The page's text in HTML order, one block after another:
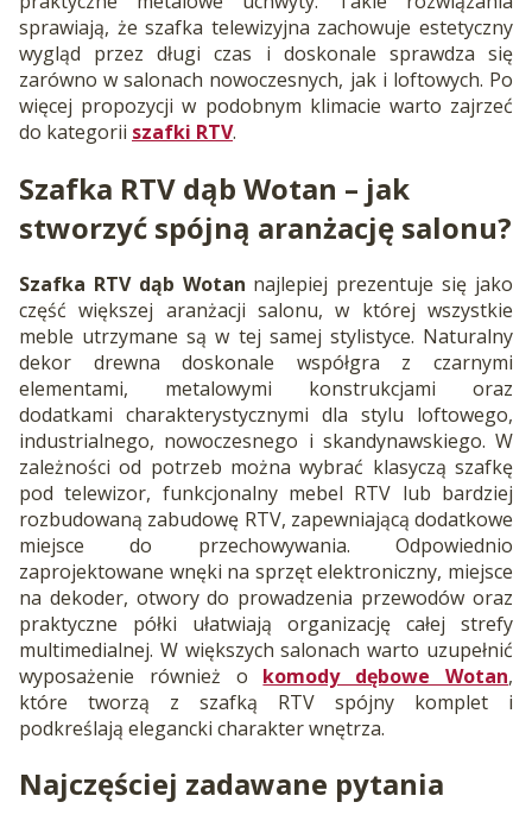
sprawiają, że szafka telewizyjna zachowuje estetyczny
wygląd przez długi czas i doskonale sprawdza się
zarówno w salonach nowoczesnych, jak i loftowych. Po
więcej propozycji w podobnym klimacie warto zajrzeć
do kategorii szafki RTV.
Szafka RTV dąb Wotan – jak
stworzyć spójną aranżację salonu?
Szafka RTV dąb Wotan najlepiej prezentuje się jako
część większej aranżacji salonu, w której wszystkie
meble utrzymane są w tej samej stylistyce. Naturalny
dekor drewna doskonale współgra z czarnymi
elementami, metalowymi konstrukcjami oraz
dodatkami charakterystycznymi dla stylu loftowego,
industrialnego, nowoczesnego i skandynawskiego. W
zależności od potrzeb można wybrać klasyczą szafkę
pod telewizor, funkcjonalny mebel RTV lub bardziej
rozbudowaną zabudowę RTV, zapewniającą dodatkowe
miejsce do przechowywania. Odpowiednio
zaprojektowane wnęki na sprzęt elektroniczny, miejsce
na dekoder, otwory do prowadzenia przewodów oraz
praktyczne półki ułatwiają organizację całej strefy
multimedialnej. W większych salonach warto uzupełnić
wyposażenie również o komody dębowe Wotan,
które tworzą z szafką RTV spójny komplet i
podkreślają elegancki charakter wnętrza.
Najczęściej zadawane pytania